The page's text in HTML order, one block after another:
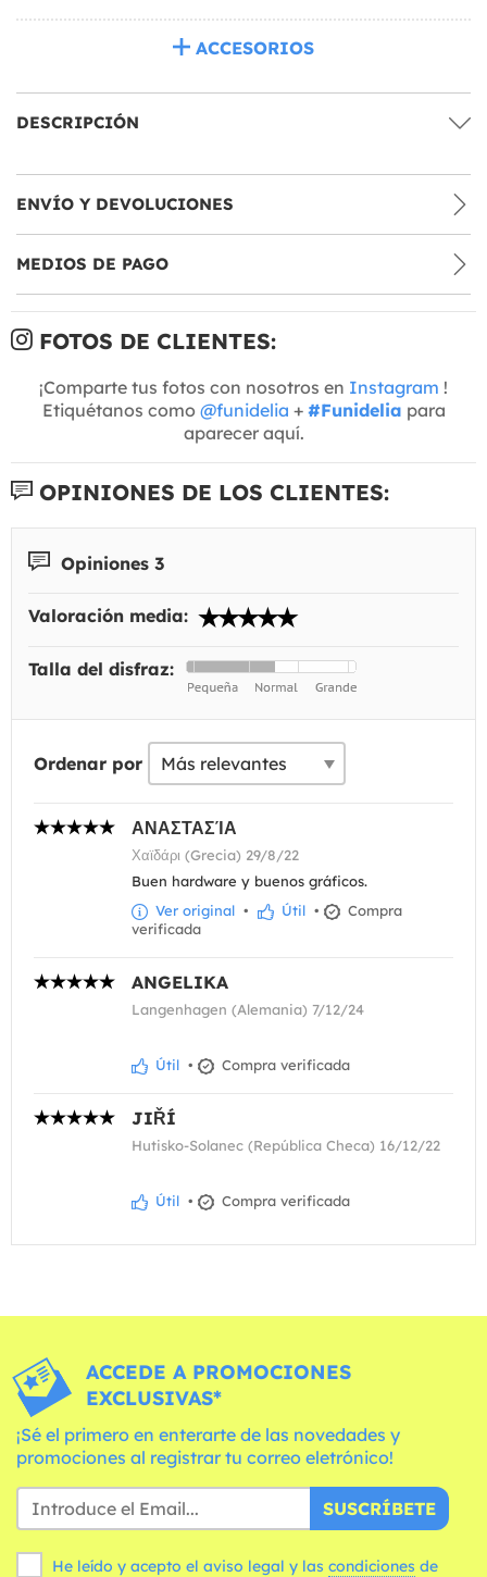
ACCESORIOS
DESCRIPCIÓN
ENVÍO Y DEVOLUCIONES
MEDIOS DE PAGO
FOTOS DE CLIENTES:
¡Comparte tus fotos con nosotros en Instagram !
Etiquétanos como @funidelia + #Funidelia para
aparecer aquí.
OPINIONES DE LOS CLIENTES:
Opiniones 3
Valoración media:
Talla del disfraz:
Ordenar por
ΑΝΑΣΤΑΣΊΑ
Χαϊδάρι (Grecia) 29/8/22
Buen hardware y buenos gráficos.
Ver original • Útil •
Compra
verificada
ANGELIKA
Langenhagen (Alemania) 7/12/24
Útil • Compra verificada
JIŘÍ
Hutisko-Solanec (República Checa) 16/12/22
Útil • Compra verificada
ACCEDE A PROMOCIONES
EXCLUSIVAS*
¡Sé el primero en enterarte de las novedades y
promociones al registrar tu correo eletrónico!
SUSCRÍBETE
He leído y acepto el aviso legal y las condiciones